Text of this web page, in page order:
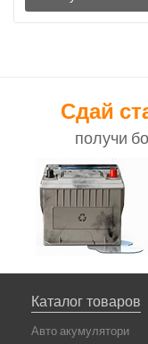
Сдай
получи
Каталог товаров
Авто акумулятори